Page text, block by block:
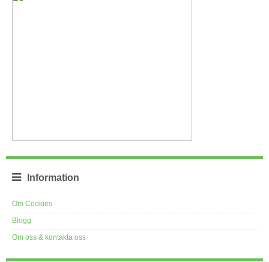
Information
Om Cookies
Blogg
Om oss & kontakta oss